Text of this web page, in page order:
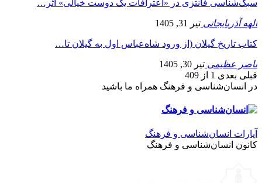
سبک‌شناسی فانتزی در «اعترافات یک دوست خیالی» اثر…
الهه آذربایجانی تیر 31, 1405
کتاب تاریخ گیلان (از ورود شاه‌عباس اول به گیلان تا…
ناصر عظیمی تیر 30, 1405
قبلی بعدی 1 از 409
در انسان‌شناسی و فرهنگ همراه ما باشید
آپارات انسان‌شناسی و فرهنگ
کانون انسان‌شناسی و فرهنگ